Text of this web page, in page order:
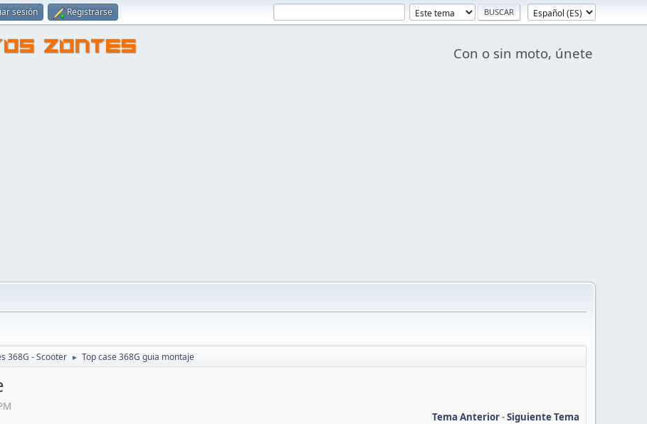
sesión Registrarse
ZONTES Con o sin moto, únete
368G - Scooter ► Top case 368G guia montaje
Tema Anterior-Siguiente Tema